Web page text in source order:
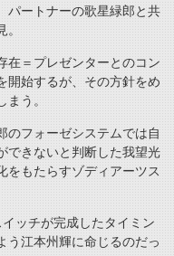
パートナーの歌星緑郎と共
在＝プレゼンターとのコン
開始するが、その方針をめ
う。
のフォーゼシステムでは自
できないと判断した我望光
をもたらすゾディアーツス
ッチが完成したタイミン
う江本州輝に命じるのだっ